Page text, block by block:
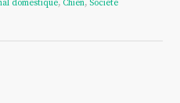
domestique, Chien,Société